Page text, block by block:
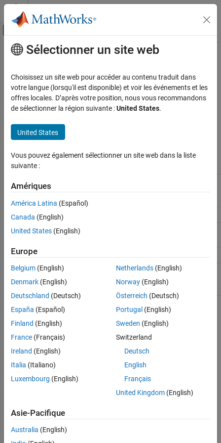
Passer au contenu
Activer/désactiver l'affichage du menu
Accueil de la documentation
Raspberry Pi Blockset
Simulink Online
See Also
Contenu principal
Security Considerations for
Raspberry PiinSimulink Online
You can enable communication between the Raspberry Pi®
hardware board andSimulink® Online™over the Internet using
based functions and capabilities of the
Functions
system
command. You cannot use
openShell
getFile
putFile
deleteFile
You can delete files only from
default working directory
/home/matlabrpi
Security best practices related to the Raspberry Pi include:
Raspberry Pi.
Connect only to trusted networks.
If you require a wireless connection, connect your Raspberry
Pi only to wireless networks with strong encryption.
Turn off port forwarding on your router. Consult the
manufacturer documentation for instructions.
Sélectionner un site web
Choisissez un site web pour accéder au contenu traduit dans
votre langue (lorsqu'il est disponible) et voir les événements et les
offres locales. D’après votre position, nous vous recommandons
de sélectionner la région suivante :United States.
United States
Vous pouvez également sélectionner un site web dans la liste
suivante :
Amériques
América Latina (Español)
Canada (English)
United States (English)
Europe
Belgium (English)
Denmark (English)
Deutschland (Deutsch)
España (Español)
Finland (English)
France (Français)
Ireland (English)
Italia (Italiano)
Luxembourg (English)
Netherlands(English)
Norway(English)
Österreich (Deutsch)
Portugal (English)
Sweden (English)
Switzerland
Deutsch
English
Français
United Kingdom(English)
Asie-Pacifique
Australia (English)